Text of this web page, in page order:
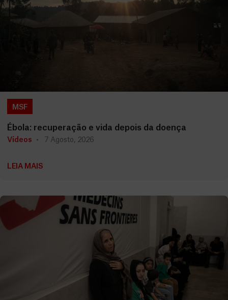
MSF
Ébola: recuperação e vida depois da doença
Vídeos 7 Agosto, 2026
LEIA MAIS